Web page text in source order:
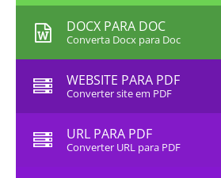
DOCX PARA DOC
Converta Docx para Doc
WEBSITE PARA PDF
Converter site em PDF
URL PARA PDF
Converter URL para PDF